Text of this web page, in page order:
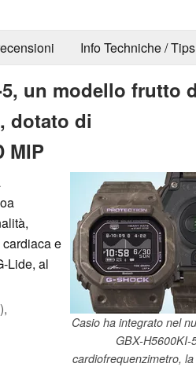
Info Techniche / Tips
un modello frutto
dotato di
MIP
Casio ha integrato nel
GBX-H5600KI-
cardiofrequenzimetro,
e
Lide, al